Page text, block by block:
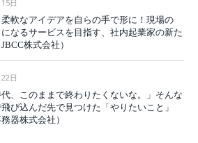
日
柔軟なアイデアを自らの手で形に！現場の
になるサービスを目指す、社内起業家の新た
株式会社）
日
代、このままで終わりたくないな。」そんな
び込んだ先で見つけた「やりたいこと」
務器株式会社）